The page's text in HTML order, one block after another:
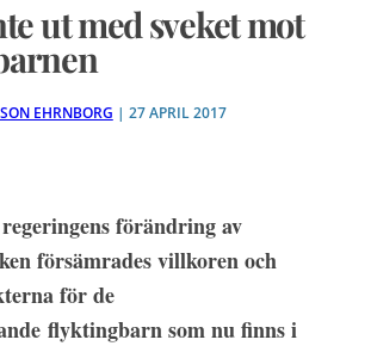
ut med sveket mot
EHRNBORG | 27 APRIL 2017
förändring av
försämrades villkoren och
för de
flyktingbarn som nu finns i